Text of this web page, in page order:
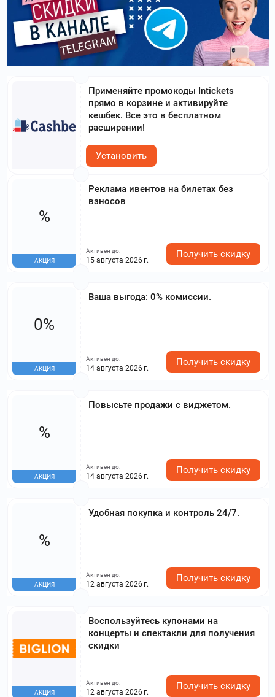
Применяйте промокоды Intickets
прямо в корзине и активируйте
кешбек. Все это в бесплатном
расширении!
Установить
Реклама ивентов на билетах без
взносов
%
АКЦИЯ
Активен до:
15 августа 2026 г.
Получить скидку
Ваша выгода: 0% комиссии.
0%
АКЦИЯ
Активен до:
14 августа 2026 г.
Получить скидку
Повысьте продажи с виджетом.
%
АКЦИЯ
Активен до:
14 августа 2026 г.
Получить скидку
Удобная покупка и контроль 24/7.
%
АКЦИЯ
Активен до:
12 августа 2026 г.
Получить скидку
Воспользуйтесь купонами на
концерты и спектакли для получения
скидки
АКЦИЯ
Активен до:
12 августа 2026 г.
Получить скидку